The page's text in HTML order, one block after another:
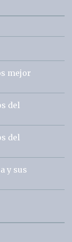
mejor
del
del
y sus